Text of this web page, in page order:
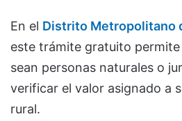
En el Distrito Metropolitano
este trámite gratuito
sean personas naturales o
verificar el valor asignado a
rural.